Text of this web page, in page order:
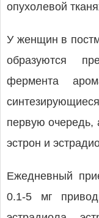
опухолевой
У женщин в
образуются
фермента
первую очередь,
эстрон и
Ежедневный
0.1-5 мг